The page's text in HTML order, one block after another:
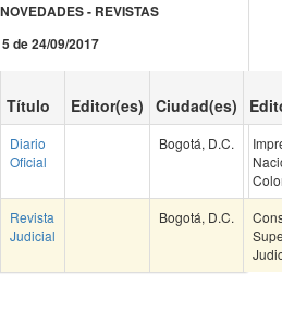
- REVISTAS
de 24/09/2017
Título Editor(es) Ciudad(es)
Diario
Oficial
Bogotá, D.C.
Revista
Judicial
Bogotá, D.C.